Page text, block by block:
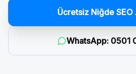
Ücretsiz Niğde SEO
WhatsApp: 0501